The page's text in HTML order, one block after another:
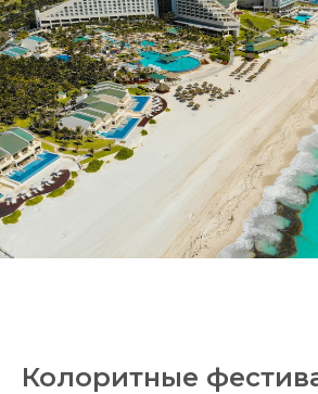
Колоритные